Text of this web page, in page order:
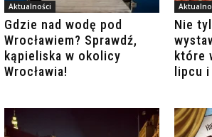
Aktualności
Gdzie nad wodę pod
Wrocławiem? Sprawdź,
kąpieliska w okolicy
Wrocławia!
Nie
które
lipcu